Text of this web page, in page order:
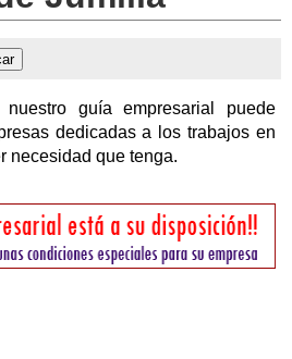
guía empresarial puede
dedicadas a los trabajos en
necesidad que tenga.